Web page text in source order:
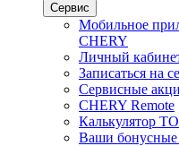
Сервис
Мобильное
CHERY
Личный
Записаться на
Сервисные
CHERY Remote
Калькулятор ТО
Ваши бонусные